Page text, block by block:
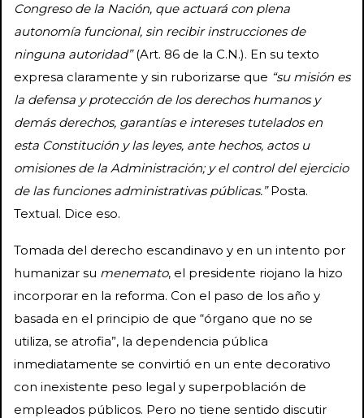
Congreso de la Nación, que actuará con plena
autonomía funcional, sin recibir instrucciones de
ninguna autoridad”(Art. 86 de la C.N.). En su texto
expresa claramente y sin ruborizarse que “su misión es
la defensa y protección de los derechos humanos y
demás derechos, garantías e intereses tutelados en
esta Constitución y las leyes, ante hechos, actos u
omisiones de la Administración; y el control del ejercicio
de las funciones administrativas públicas.”Posta.
Textual. Dice eso.
Tomada del derecho escandinavo y en un intento por
humanizar su menemato, el presidente riojano la hizo
incorporar en la reforma. Con el paso de los año y
basada en el principio de que “órgano que no se
utiliza, se atrofia”, la dependencia pública
inmediatamente se convirtió en un ente decorativo
con inexistente peso legal y superpoblación de
empleados públicos. Pero no tiene sentido discutir